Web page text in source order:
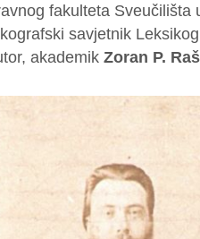
fakulteta Sveučilišta
savjetnik
akademik Zoran P.